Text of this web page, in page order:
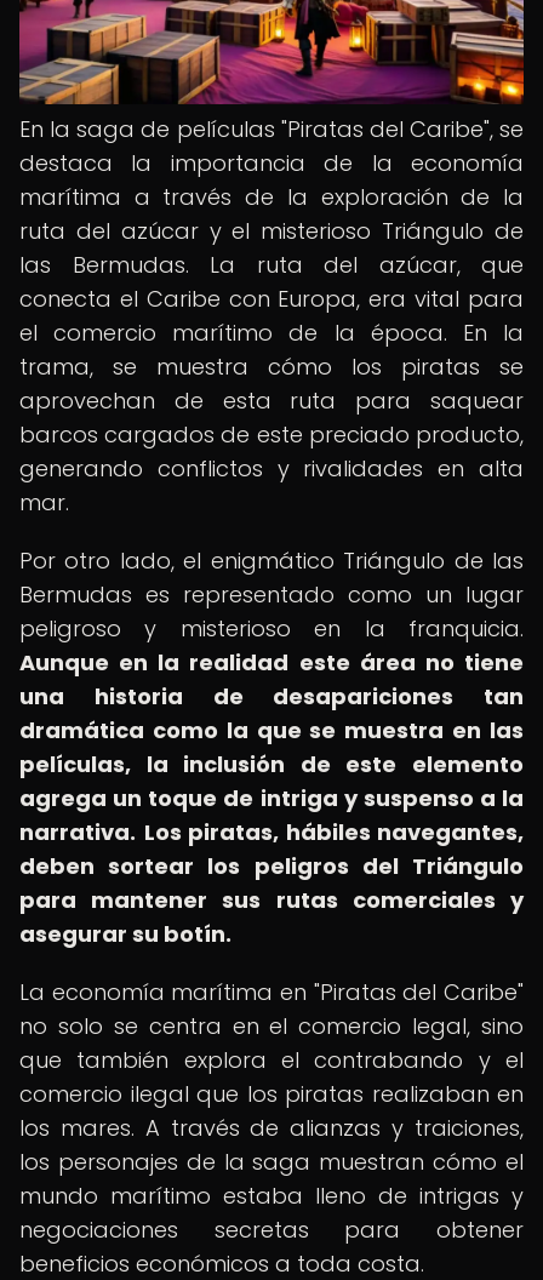
En la saga de películas "Piratas del Caribe", se
destaca la importancia de la economía
marítima a través de la exploración de la
ruta del azúcar y el misterioso Triángulo de
las Bermudas. La ruta del azúcar, que
conecta el Caribe con Europa, era vital para
el comercio marítimo de la época. En la
trama, se muestra cómo los piratas se
aprovechan de esta ruta para saquear
barcos cargados de este preciado producto,
generando conflictos y rivalidades en alta
mar.
Por otro lado, el enigmático Triángulo de las
Bermudas es representado como un lugar
peligroso y misterioso en la franquicia.
Aunque en la realidad este área no tiene
una historia de desapariciones tan
dramática como la que se muestra en las
películas, la inclusión de este elemento
agrega un toque de intriga y suspenso a la
narrativa. Los piratas, hábiles navegantes,
deben sortear los peligros del Triángulo
para mantener sus rutas comerciales y
asegurar su botín.
La economía marítima en "Piratas del Caribe"
no solo se centra en el comercio legal, sino
que también explora el contrabando y el
comercio ilegal que los piratas realizaban en
los mares. A través de alianzas y traiciones,
los personajes de la saga muestran cómo el
mundo marítimo estaba lleno de intrigas y
negociaciones secretas para obtener
beneficios económicos a toda costa.